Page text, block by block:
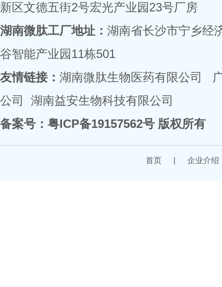
新区文德五街2号宏光产业园23号厂房
湖南微肽工厂地址： 湖南省长沙市宁乡经
谷智能产业园11栋501
友情链接： 湖南微肽生物医药有限公司
公司
湖南益安生物科技有限公司
备案号： 粤ICP备19157562号 版权所有
首页 企业介绍